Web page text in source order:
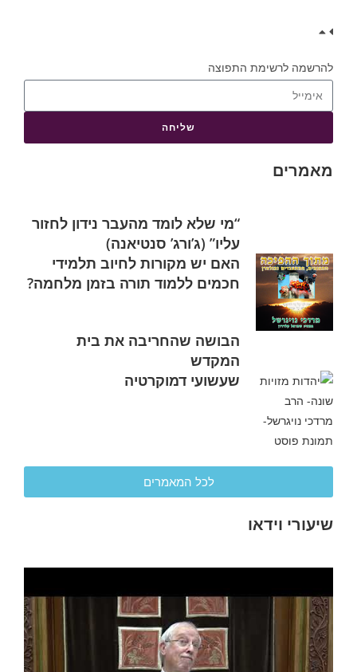
להרשמה לרשימת התפוצה
שליחה
מאמרים
“מי שלא לומד מהעבר נידון לחזור
עליו” (ג’ורג’ סנטיאנה)
האם יש מקורות לחיוב תלמידי
חכמים ללמוד תורה בזמן מלחמה?
הבושה שהחריבה את בית
המקדש
שעשועי דמוקרטיה
לכל המאמרים
שיעורי וידאו